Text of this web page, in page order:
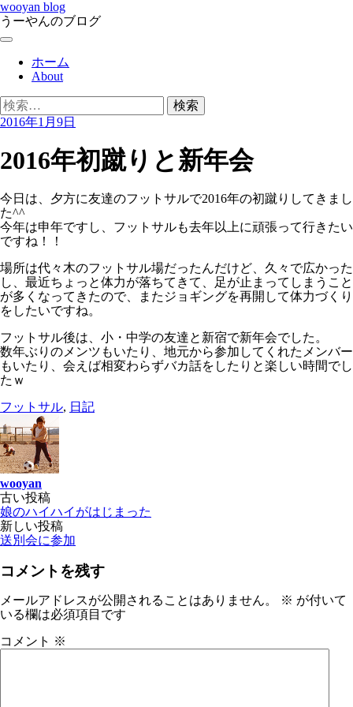
コ
ン
テ
キ
ッ
wooyan blog
うーやんのブログ
メ
ホーム
About
検
索:
2016年1月9日
2016年初蹴りと新年会
今日は、夕方に友達のフットサルで2016年の初蹴りしてきまし
た^^
今年は申年ですし、フットサルも去年以上に頑張って行きたい
ですね！！
場所は代々木のフットサル場だったんだけど、久々で広かった
し、最近ちょっと体力が落ちてきて、足が止まってしまうこと
が多くなってきたので、またジョギングを再開して体力づくり
をしたいですね。
フットサル後は、小・中学の友達と新宿で新年会でした。
数年ぶりのメンツもいたり、地元から参加してくれたメンバー
もいたり、会えば相変わらずバカ話をしたりと楽しい時間でし
たｗ
フットサル, 日記
wooyan
投
稿
ナ
ビ
ー
ョ
古い投稿
娘のハイハイがはじまった
新しい投稿
送別会に参加
コメントを残す
メールアドレスが公開されることはありません。 ※ が付いて
いる欄は必須項目です
コメント ※